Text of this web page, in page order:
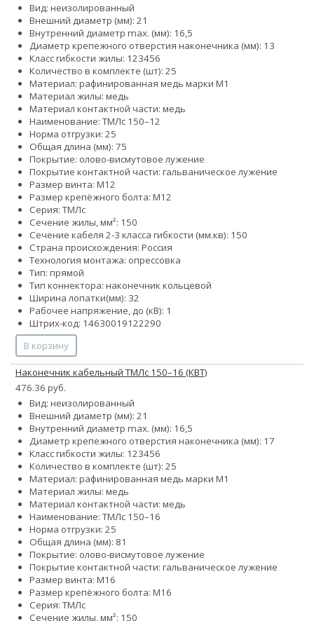
Вид: неизолированный
Внешний диаметр (мм): 21
Внутренний диаметр max. (мм): 16,5
Диаметр крепежного отверстия наконечника (мм): 13
Класс гибкости жилы: 123456
Количество в комплекте (шт): 25
Материал: рафинированная медь марки М1
Материал жилы: медь
Материал контактной части: медь
Наименование: ТМЛс 150–12
Норма отгрузки: 25
Общая длина (мм): 75
Покрытие: олово-висмутовое лужение
Покрытие контактной части: гальваническое лужение
Размер винта: М12
Размер крепёжного болта: М12
Серия: ТМЛс
Сечение жилы, мм²: 150
Сечение кабеля 2-3 класса гибкости (мм.кв): 150
Страна происхождения: Россия
Технология монтажа: опрессовка
Тип: прямой
Тип коннектора: наконечник кольцевой
Ширина лопатки(мм): 32
Рабочее напряжение, до (кВ): 1
Штрих-код: 14630019122290
В корзину
Наконечник кабельный ТМЛс 150–16 (КВТ)
476.36 руб.
Вид: неизолированный
Внешний диаметр (мм): 21
Внутренний диаметр max. (мм): 16,5
Диаметр крепежного отверстия наконечника (мм): 17
Класс гибкости жилы: 123456
Количество в комплекте (шт): 25
Материал: рафинированная медь марки М1
Материал жилы: медь
Материал контактной части: медь
Наименование: ТМЛс 150–16
Норма отгрузки: 25
Общая длина (мм): 81
Покрытие: олово-висмутовое лужение
Покрытие контактной части: гальваническое лужение
Размер винта: М16
Размер крепёжного болта: М16
Серия: ТМЛс
Сечение жилы, мм²: 150